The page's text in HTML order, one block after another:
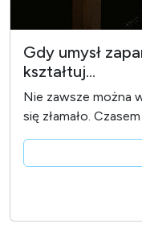
Gdy umysł
kształtuj...
Nie zawsze można
się złamało.